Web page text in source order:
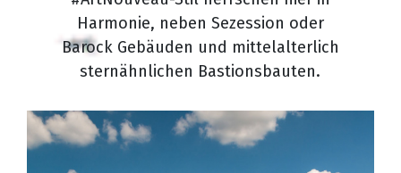
Harmonie, neben Sezession oder
Barock Gebäuden und mittelalterlich
sternähnlichen Bastionsbauten.